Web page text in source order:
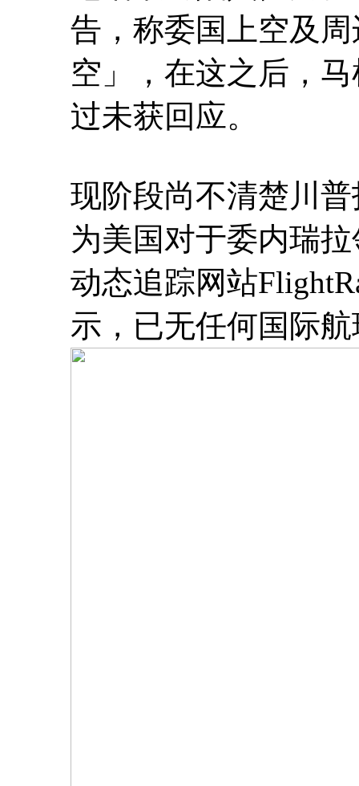
告，称委国上空及
空」，在这之后，
过未获回应。
现阶段尚不清楚川
为美国对于委内瑞
动态追踪网站
示，已无任何国际